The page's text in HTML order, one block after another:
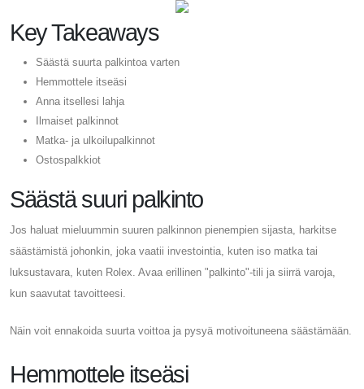
Key Takeaways
Säästä suurta palkintoa varten
Hemmottele itseäsi
Anna itsellesi lahja
Ilmaiset palkinnot
Matka- ja ulkoilupalkinnot
Ostospalkkiot
Säästä suuri palkinto
Jos haluat mieluummin suuren palkinnon pienempien sijasta, harkitse
säästämistä johonkin, joka vaatii investointia, kuten iso matka tai
luksustavara, kuten Rolex. Avaa erillinen "palkinto"-tili ja siirrä varoja,
kun saavutat tavoitteesi.
Näin voit ennakoida suurta voittoa ja pysyä motivoituneena säästämään.
Hemmottele itseäsi